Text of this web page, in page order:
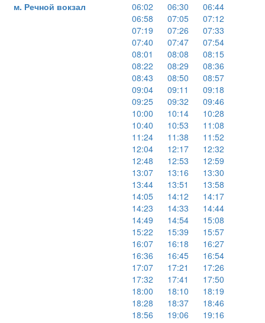
м. Речной вокзал
06:02 06:30
06:44
06:58
07:05
07:12
07:19
07:26
07:33
07:40
07:47
07:54
08:01
08:08
08:15
08:22
08:29
08:36
08:43
08:50
08:57
09:04
09:11
09:18
09:25
09:32
09:46
10:00
10:14
10:28
10:40
10:53
11:08
11:24
11:38
11:52
12:04
12:17
12:32
12:48
12:53
12:59
13:07
13:16
13:30
13:44
13:51
13:58
14:05
14:12
14:17
14:23
14:33
14:44
14:49
14:54
15:08
15:22
15:39
15:57
16:07
16:18
16:27
16:36
16:45
16:54
17:07
17:21
17:26
17:32
17:41
17:50
18:00
18:10
18:19
18:28
18:37
18:46
18:56
19:06
19:16